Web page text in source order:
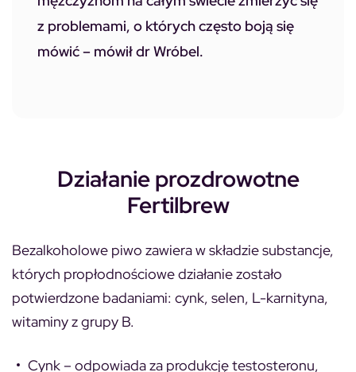
z problemami, o których często boją się
mówić– mówił dr Wróbel.
Działanie prozdrowotne
Fertilbrew
Bezalkoholowe piwo zawiera w składzie substancje,
których propłodnościowe działanie zostało
potwierdzone badaniami: cynk, selen, L-karnityna,
witaminy z grupy B.
Cynk – odpowiada za produkcję testosteronu,